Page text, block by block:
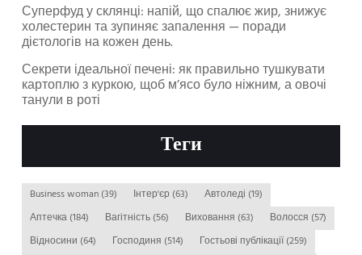
Суперфуд у склянці: напій, що спалює жир, знижує
холестерин та зупиняє запалення — поради
дієтологів на кожен день.
Секрети ідеальної печені: як правильно тушкувати
картоплю з куркою, щоб м’ясо було ніжним, а овочі
танули в роті
Теги
Business woman (39) Інтер'єр (63) Автоледі (19)
Аптечка (184) Вагітність (56) Виховання (63) Волосся (57)
Відносини (64) Господиня (514) Гостьові публікації(259)